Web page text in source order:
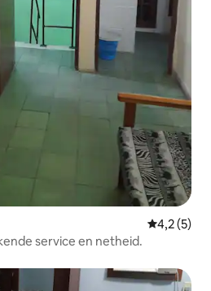
4,2 (5)
service en netheid.